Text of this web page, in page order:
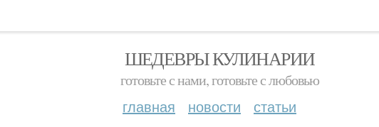
ШЕДЕВРЫ КУЛИНАРИИ
готовьте с нами, готовьте с любовью
главная новости статьи